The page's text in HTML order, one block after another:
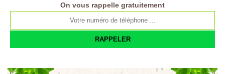
On vous rappelle gratuitement